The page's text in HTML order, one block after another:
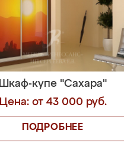
Шкаф-купе "Сахара"
Цена: от 43 000 руб.
ПОДРОБНЕЕ